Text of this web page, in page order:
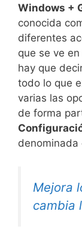
Windows +
conocida
diferentes
que se ve
hay que
todo lo que
varias las
de forma
denominada
Mejora
cambia